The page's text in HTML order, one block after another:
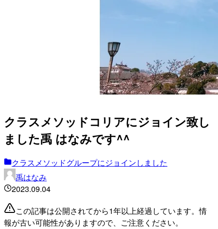
クラスメソッドコリアにジョイン致し
ました禹 はなみです^^
クラスメソッドグループにジョインしました
禹はなみ
2023.09.04
この記事は公開されてから1年以上経過しています。情
報が古い可能性がありますので、ご注意ください。